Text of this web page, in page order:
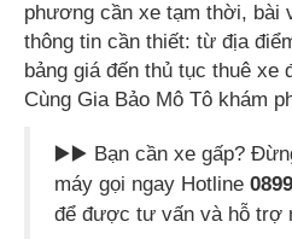
phương cần xe tạm thời, bài
thông tin cần thiết: từ địa
bảng giá đến thủ tục thuê xe
Cùng Gia Bảo Mô Tô khám
▶️▶️ Bạn cần xe gấp?
máy gọi ngay Hotline
để được tư vấn và hỗ trợ